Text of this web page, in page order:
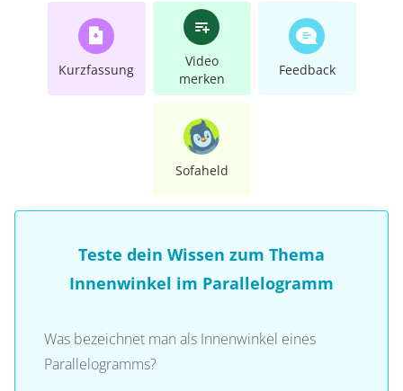
Kurzfassung
Video
merken
Feedback
Sofaheld
Teste dein Wissen zum Thema
Innenwinkel im Parallelogramm
Was bezeichnet man als Innenwinkel eines
Parallelogramms?